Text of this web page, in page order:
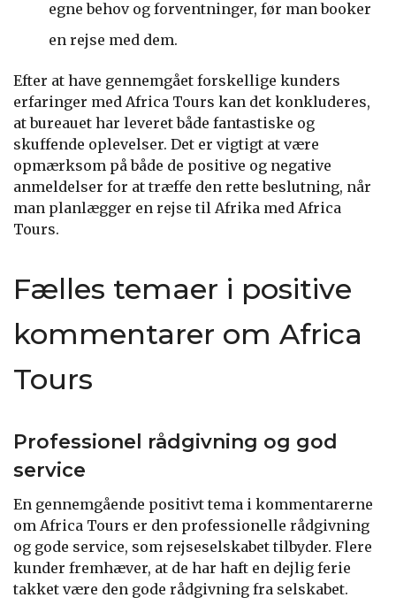
egne behov og forventninger, før man booker
en rejse med dem.
Efter at have gennemgået forskellige kunders
erfaringer med Africa Tours kan det konkluderes,
at bureauet har leveret både fantastiske og
skuffende oplevelser. Det er vigtigt at være
opmærksom på både de positive og negative
anmeldelser for at træffe den rette beslutning, når
man planlægger en rejse til Afrika med Africa
Tours.
Fælles temaer i positive
kommentarer om Africa
Tours
Professionel rådgivning og god
service
En gennemgående positivt tema i kommentarerne
om Africa Tours er den professionelle rådgivning
og gode service, som rejseselskabet tilbyder. Flere
kunder fremhæver, at de har haft en dejlig ferie
takket være den gode rådgivning fra selskabet.